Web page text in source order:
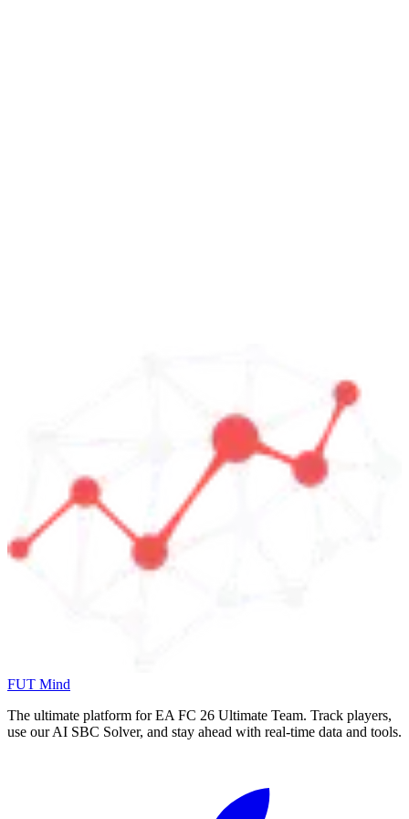
FUT Mind
The ultimate platform for EA FC 26 Ultimate Team. Track players,
use our AI SBC Solver, and stay ahead with real-time data and tools.